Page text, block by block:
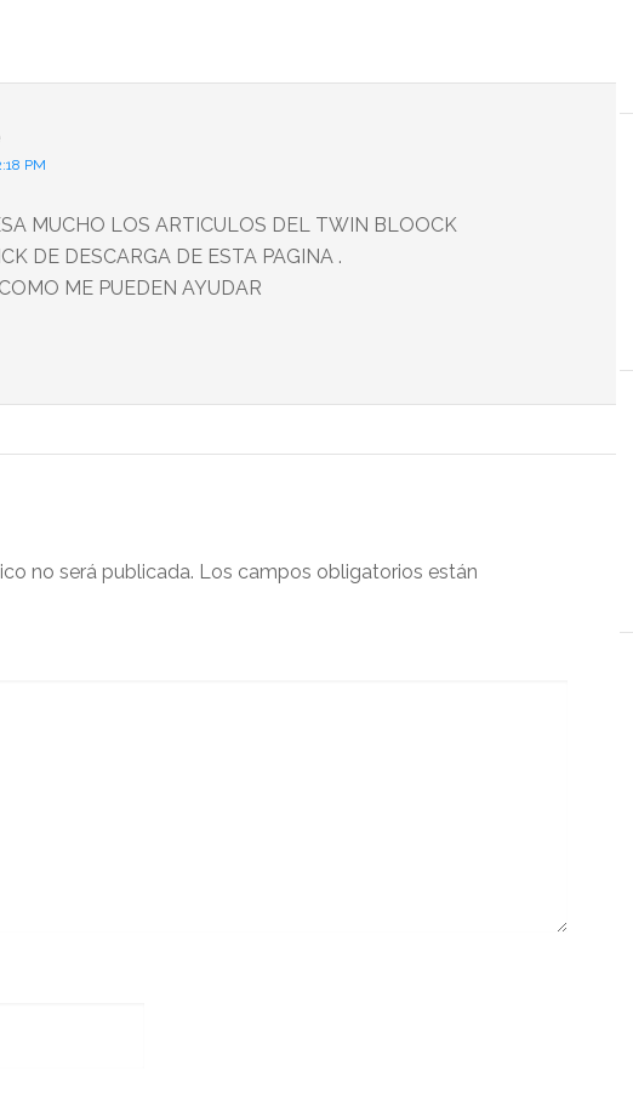
PM
MUCHO LOS ARTICULOS DEL TWIN BLOOCK
DE DESCARGA DE ESTA PAGINA .
ME PUEDEN AYUDAR
no será publicada. Los campos obligatorios están